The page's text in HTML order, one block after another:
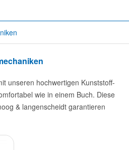
unseren hochwertigen Kunststoff-
wie in einem Buch. Diese
& langenscheidt garantieren